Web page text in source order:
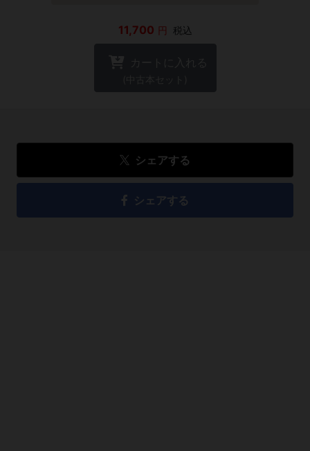
11,700 円 税込
シェアする
シェアする